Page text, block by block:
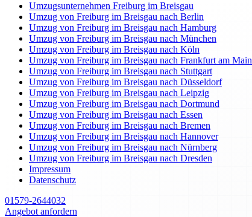
Umzugsunternehmen Freiburg im Breisgau
Umzug von Freiburg im Breisgau nach Berlin
Umzug von Freiburg im Breisgau nach Hamburg
Umzug von Freiburg im Breisgau nach München
Umzug von Freiburg im Breisgau nach Köln
Umzug von Freiburg im Breisgau nach Frankfurt am Main
Umzug von Freiburg im Breisgau nach Stuttgart
Umzug von Freiburg im Breisgau nach Düsseldorf
Umzug von Freiburg im Breisgau nach Leipzig
Umzug von Freiburg im Breisgau nach Dortmund
Umzug von Freiburg im Breisgau nach Essen
Umzug von Freiburg im Breisgau nach Bremen
Umzug von Freiburg im Breisgau nach Hannover
Umzug von Freiburg im Breisgau nach Nürnberg
Umzug von Freiburg im Breisgau nach Dresden
Impressum
Datenschutz
01579-2644032
Angebot anfordern